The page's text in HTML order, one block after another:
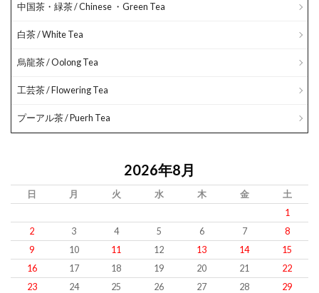
中国茶・緑茶 / Chinese ・Green Tea
白茶 / White Tea
烏龍茶 / Oolong Tea
工芸茶 / Flowering Tea
プーアル茶 / Puerh Tea
2026年8月
日 月 火 水 木 金
土
1
2
3 4 5 6 7
8
9
10 11 12 13 14
15
16
17 18 19 20 21
22
23
24 25 26 27 28
29